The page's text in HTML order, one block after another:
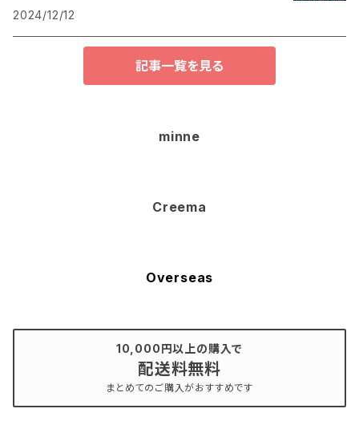
2024/12/12
記事一覧を見る
minne
Creema
Overseas
10,000円以上の購入で
配送料無料
まとめてのご購入がおすすめです